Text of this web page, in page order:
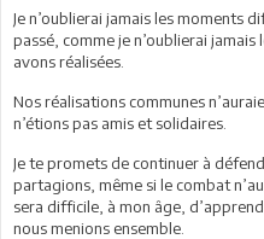
Je n’oublierai jamais les moments
passé, comme je n’oublierai
avons réalisées.
Nos réalisations communes
n’étions pas amis et solidaires.
Je te promets de continuer à
partagions, même si le combat
sera difficile, à mon âge,
nous menions ensemble.